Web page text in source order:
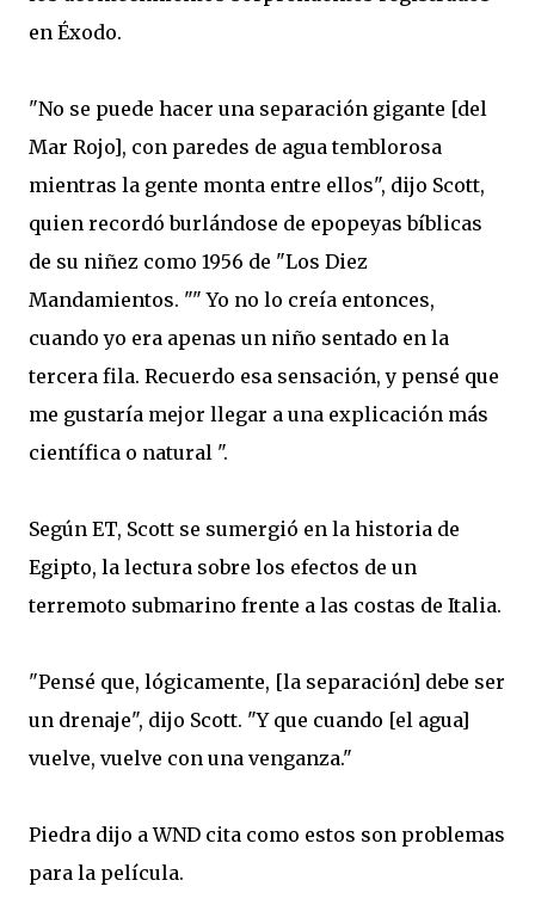
en Éxodo.
"No se puede hacer una separación gigante [del
Mar Rojo], con paredes de agua temblorosa
mientras la gente monta entre ellos", dijo Scott,
quien recordó burlándose de epopeyas bíblicas
de su niñez como 1956 de "Los Diez
Mandamientos. "" Yo no lo creía entonces,
cuando yo era apenas un niño sentado en la
tercera fila. Recuerdo esa sensación, y pensé que
me gustaría mejor llegar a una explicación más
científica o natural ".
Según ET, Scott se sumergió en la historia de
Egipto, la lectura sobre los efectos de un
terremoto submarino frente a las costas de Italia.
"Pensé que, lógicamente, [la separación] debe ser
un drenaje", dijo Scott. "Y que cuando [el agua]
vuelve, vuelve con una venganza."
Piedra dijo a WND cita como estos son problemas
para la película.